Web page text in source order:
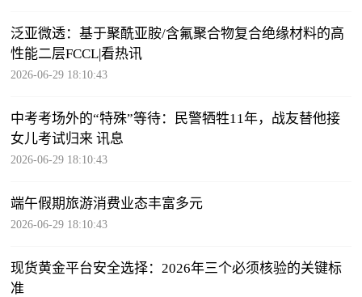
泛亚微透：基于聚酰亚胺/含氟聚合物复合绝缘材料的高
性能二层FCCL|看热讯
2026-06-29 18:10:43
中考考场外的“特殊”等待：民警牺牲11年，战友替他接
女儿考试归来 讯息
2026-06-29 18:10:43
端午假期旅游消费业态丰富多元
2026-06-29 18:10:43
现货黄金平台安全选择：2026年三个必须核验的关键标
准